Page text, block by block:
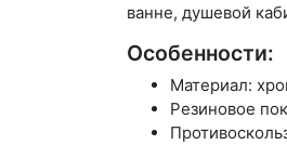
ванне, душевой
Особенности:
Материал:
Резиновое